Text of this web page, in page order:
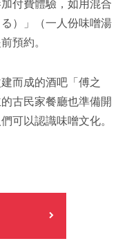
付費體驗，如用混合
）」（一人份味噌湯
預約。
而成的酒吧「傅之
古民家餐廳也準備開
可以認識味噌文化。